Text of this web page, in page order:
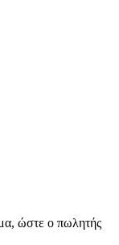
ώστε ο πωλητής